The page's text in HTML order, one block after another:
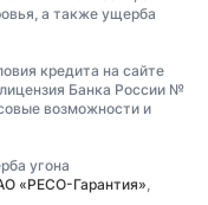
а также ущерба
кредита на сайте
лицензия Банка России №
возможности и
угона
«РЕСО-Гарантия»